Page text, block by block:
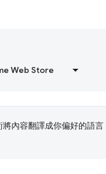
Web Store
內容翻譯成你偏好的語言